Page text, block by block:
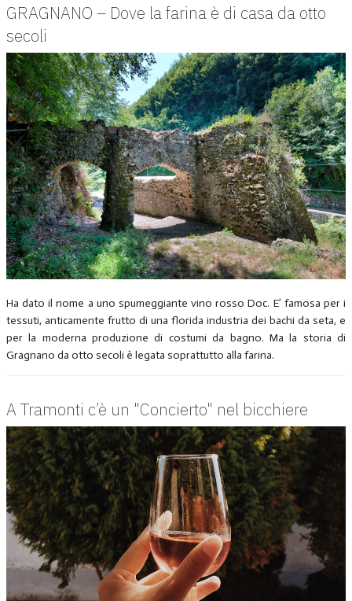
GRAGNANO – Dove la farina è di casa da otto
secoli
Ha dato il nome a uno spumeggiante vino rosso Doc. E’ famosa per i
tessuti, anticamente frutto di una florida industria dei bachi da seta, e
per la moderna produzione di costumi da bagno. Ma la storia di
Gragnano da otto secoli è legata soprattutto alla farina.
A Tramonti c’è un "Concierto" nel bicchiere